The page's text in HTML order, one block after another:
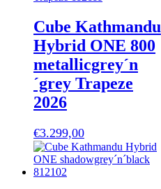
Cube Kathmandu
Hybrid ONE 800
metallicgrey´n
´grey Trapeze
2026
€3.299,00